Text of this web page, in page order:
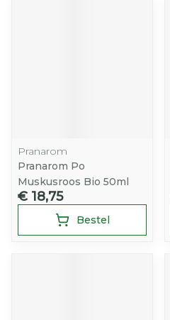
Pranarom
Pranarom Po
Muskusroos Bio 50ml
€ 18,75
Bestel